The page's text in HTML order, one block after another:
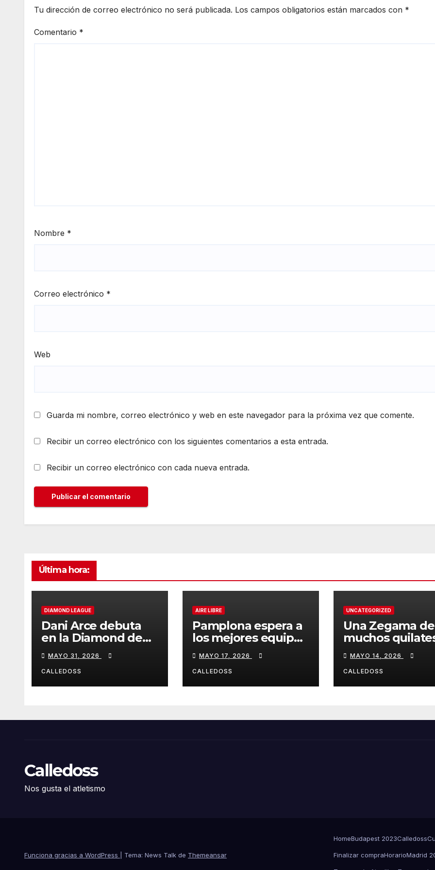
Tu dirección de correo electrónico no será publicada. Los campos obligatorios están marcados con *
Comentario *
Nombre *
Correo electrónico *
Web
Guarda mi nombre, correo electrónico y web en este navegador para la próxima vez que comente.
Recibir un correo electrónico con los siguientes comentarios a esta entrada.
Recibir un correo electrónico con cada nueva entrada.
Última hora:
DIAMOND LEAGUE
Dani Arce debuta
en la Diamond de
Rabat
MAYO 31, 2026
CALLEDOSS
AIRE LIBRE
Pamplona espera a
los mejores equipos
de la Liga Joma e
Iberdrola
MAYO 17, 2026
CALLEDOSS
UNCATEGORIZED
Una Zegama de
muchos
MAYO 14, 2026
CALLEDOSS
Calledoss
Nos gusta el atletismo
Funciona gracias a WordPress Tema: News Talk de Themeansar
HomeBudapest 2023Calledoss
Finalizar compraHorarioMadrid